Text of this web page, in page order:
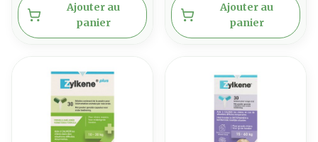
Ajouter au
panier
Ajouter au
panier